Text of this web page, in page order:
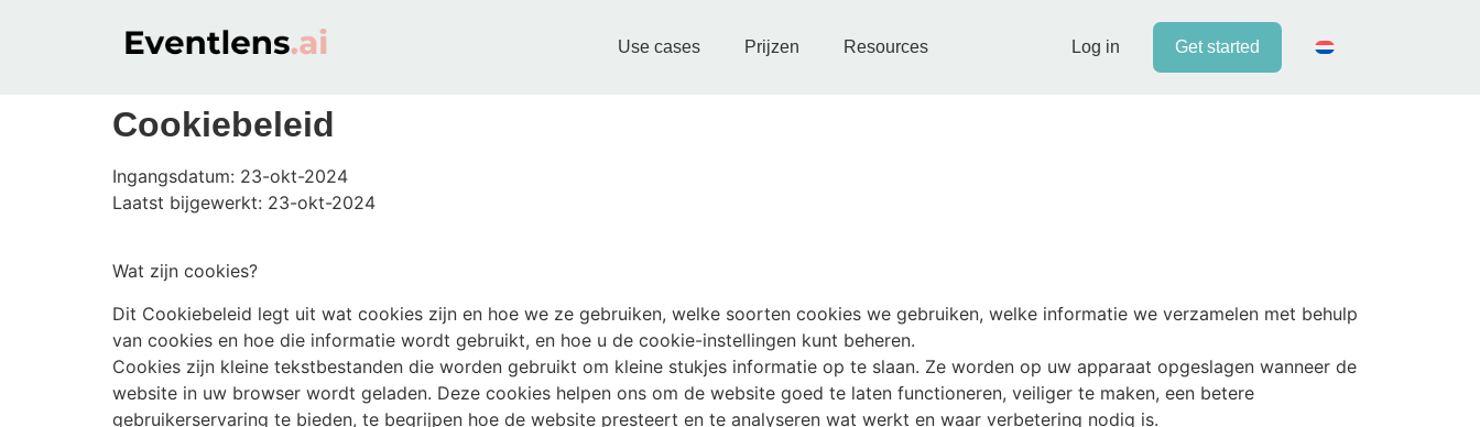
Use cases Prijzen Resources Log in Get started
Cookiebeleid
Ingangsdatum: 23-okt-2024
Laatst bijgewerkt: 23-okt-2024
Wat zijn cookies?
Dit Cookiebeleid legt uit wat cookies zijn en hoe we ze gebruiken, welke soorten cookies we gebruiken, welke informatie we verzamelen met behulp
van cookies en hoe die informatie wordt gebruikt, en hoe u de cookie-instellingen kunt beheren.
Cookies zijn kleine tekstbestanden die worden gebruikt om kleine stukjes informatie op te slaan. Ze worden op uw apparaat opgeslagen wanneer de
website in uw browser wordt geladen. Deze cookies helpen ons om de website goed te laten functioneren, veiliger te maken, een betere
gebruikerservaring te bieden, te begrijpen hoe de website presteert en te analyseren wat werkt en waar verbetering nodig is.